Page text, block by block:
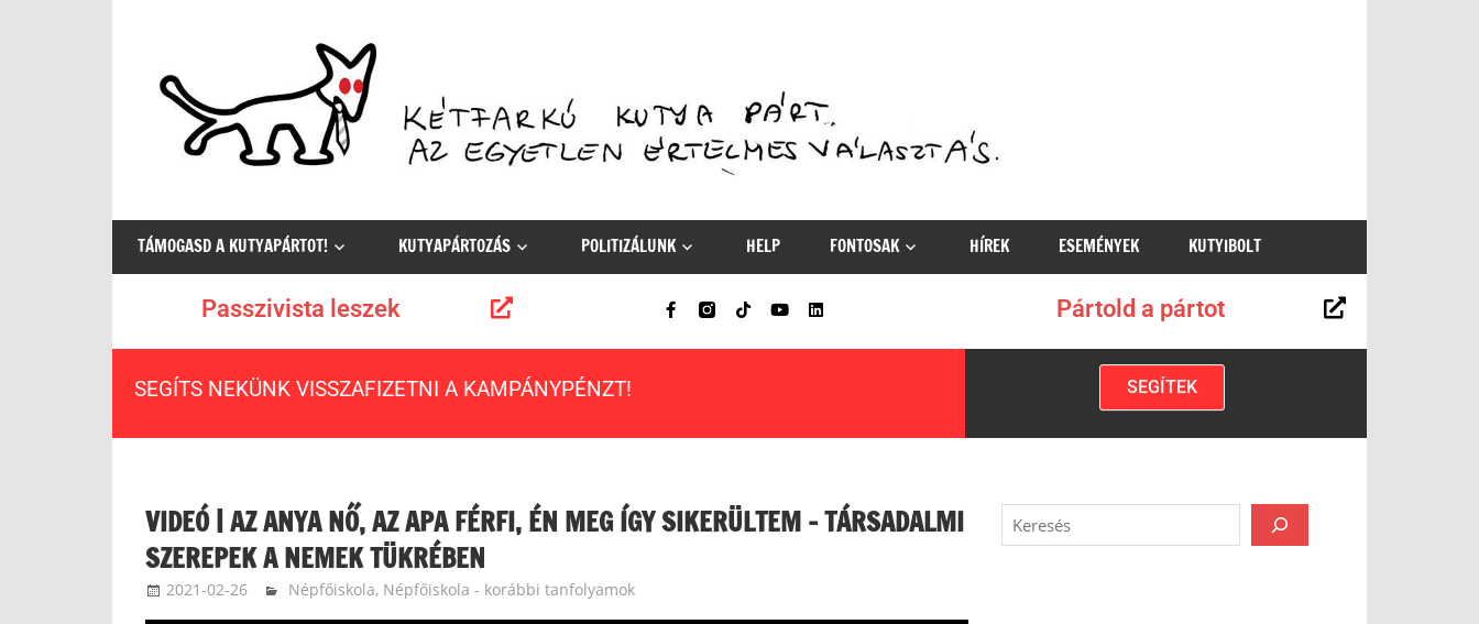
egyetlen
értelmes
választás
TÁMOGASD A KUTYAPÁRTOT! KUTYAPÁRTOZÁS POLITIZÁLUNK HELP FONTOSAK HÍREK ESEMÉNYEK KUTYIBOLT
Passzivista leszek Pártold a pártot
SEGÍTS NEKÜNK VISSZAFIZETNI A KAMPÁNYPÉNZT! SEGÍTEK
VIDEÓ | AZ ANYA NŐ, AZ APA FÉRFI, ÉN MEG ÍGY SIKERÜLTEM – TÁRSADALMI
SZEREPEK A NEMEK TÜKRÉBEN
2021-02-26 langdavid
Népfőiskola, Népfőiskola - korábbi tanfolyamok